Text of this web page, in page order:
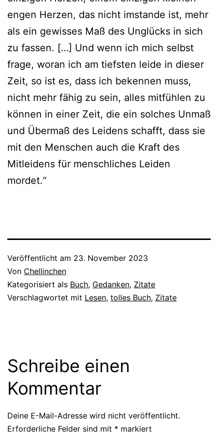
engen Herzen, das nicht imstande ist, mehr
als ein gewisses Maß des Unglücks in sich
zu fassen. […] Und wenn ich mich selbst
frage, woran ich am tiefsten leide in dieser
Zeit, so ist es, dass ich bekennen muss,
nicht mehr fähig zu sein, alles mitfühlen zu
können in einer Zeit, die ein solches Unmaß
und Übermaß des Leidens schafft, dass sie
mit den Menschen auch die Kraft des
Mitleidens für menschliches Leiden
mordet.“
Veröffentlicht am 23. November 2023
Von Chellinchen
Kategorisiert als Buch, Gedanken, Zitate
Verschlagwortet mit Lesen, tolles Buch, Zitate
Schreibe einen
Kommentar
Deine E-Mail-Adresse wird nicht veröffentlicht.
Erforderliche Felder sind mit * markiert